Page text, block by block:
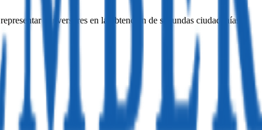
a inversores en la obtención de segundas ciudadanías o